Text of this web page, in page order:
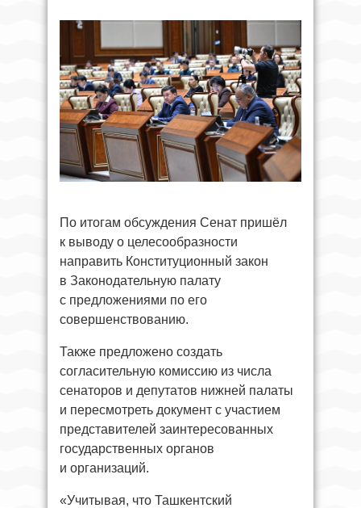
По итогам обсуждения Сенат пришёл
к выводу о целесообразности
направить Конституционный закон
в Законодательную палату
с предложениями по его
совершенствованию.
Также предложено создать
согласительную комиссию из числа
сенаторов и депутатов нижней палаты
и пересмотреть документ с участием
представителей заинтересованных
государственных органов
и организаций.
«Учитывая, что Ташкентский